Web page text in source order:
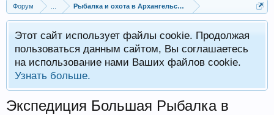
Форум Рыбалка и охота в Архангельской области
Этот сайт использует файлы cookie. Продолжая
пользоваться данным сайтом, Вы соглашаетесь
на использование нами Ваших файлов cookie.
Узнать больше.
Экспедиция Большая Рыбалка в